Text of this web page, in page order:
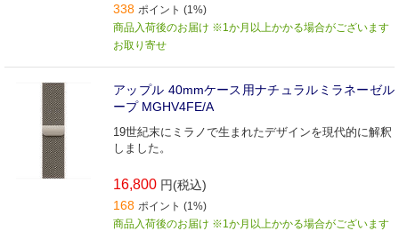
338 ポイント (1%)
商品入荷後のお届け ※1か月以上かかる場合がございます
お取り寄せ
アップル 40mmケース用ナチュラルミラネーゼル
ープ MGHV4FE/A
19世紀末にミラノで生まれたデザインを現代的に解釈
しました。
16,800 円(税込)
168 ポイント (1%)
商品入荷後のお届け ※1か月以上かかる場合がございます